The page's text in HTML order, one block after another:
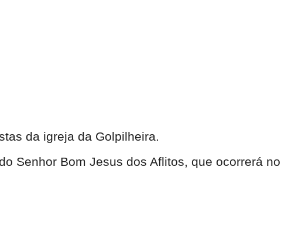
da igreja da Golpilheira.
Senhor Bom Jesus dos Aflitos, que ocorrerá no